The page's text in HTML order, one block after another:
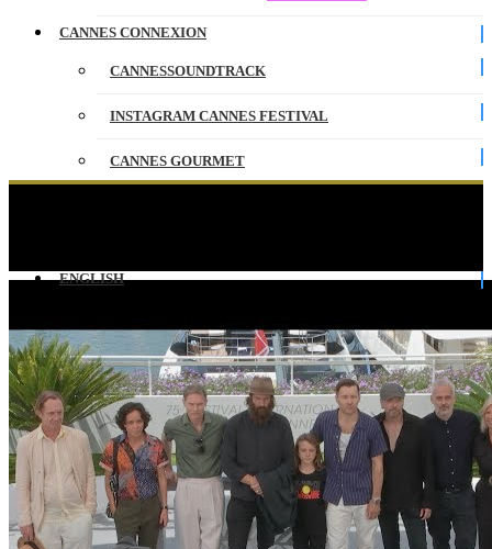
CANNES CONNEXION
CANNESSOUNDTRACK
INSTAGRAM CANNES FESTIVAL
CANNES GOURMET
ENGLISH